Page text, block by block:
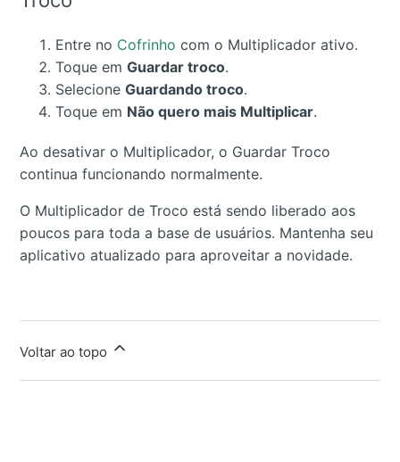
Entre no Cofrinho com o Multiplicador ativo.
Toque emGuardar troco.
SelecioneGuardando troco.
Toque em Não quero mais Multiplicar.
Ao desativar o Multiplicador, o Guardar Troco
continua funcionando normalmente.
O Multiplicador de Troco está sendo liberado aos
poucos para toda a base de usuários. Mantenha seu
aplicativo atualizado para aproveitar a novidade.
Voltar ao topo